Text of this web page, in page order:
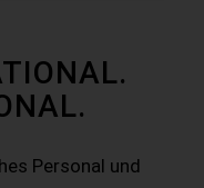
Personal und